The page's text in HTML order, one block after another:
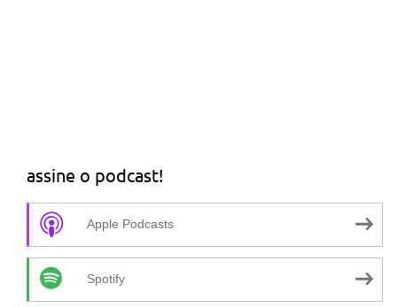
assine o podcast!
Apple Podcasts
Spotify